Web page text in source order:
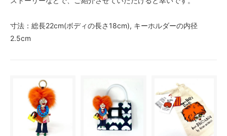
寸法：総長22cm(ボディの長さ18cm), キーホルダーの内径
2.5cm